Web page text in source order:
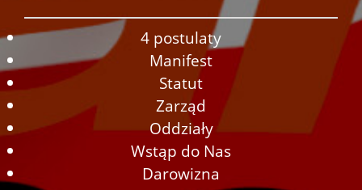
4 postulaty
Manifest
Statut
Zarząd
Oddziały
Wstąp do Nas
Darowizna